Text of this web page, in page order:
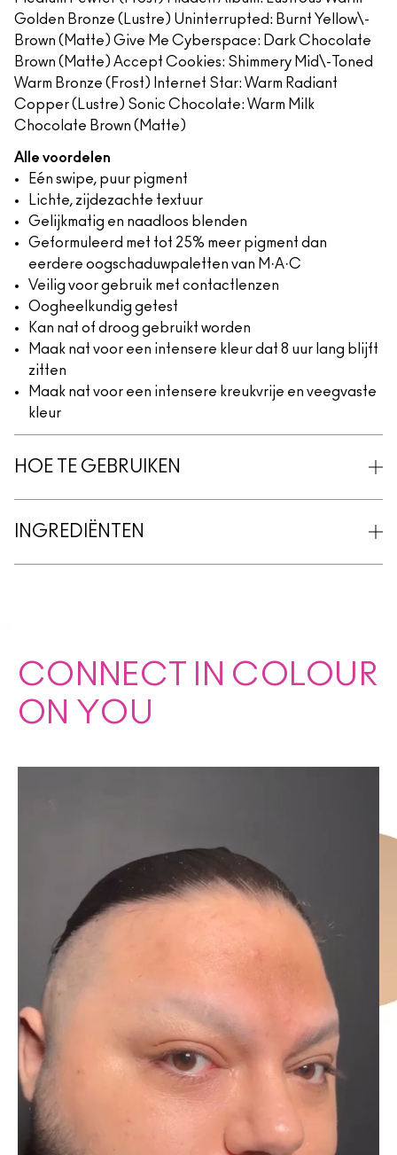
Golden Bronze (Lustre) Uninterrupted: Burnt Yellow\-
Brown​​ (Matte) Give Me Cyberspace: Dark Chocolate
Brown​​ (Matte) Accept Cookies: Shimmery Mid\-Toned
Warm Bronze (Frost) Internet Star: Warm Radiant
Copper​ (Lustre) Sonic Chocolate: Warm Milk
Chocolate Brown (Matte)
Alle voordelen
Eén swipe, puur pigment
Lichte, zijdezachte textuur
Gelijkmatig en naadloos blenden
Geformuleerd met tot 25% meer pigment dan
eerdere oogschaduwpaletten van M·A·C
Veilig voor gebruik met contactlenzen
Oogheelkundig getest
Kan nat of droog gebruikt worden
Maak nat voor een intensere kleur dat 8 uur lang blijft
zitten
Maak nat voor een intensere kreukvrije en veegvaste
kleur
HOE TE GEBRUIKEN
INGREDIËNTEN
CONNECT IN COLOUR
ON YOU